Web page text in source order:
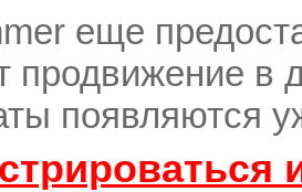
еще
продвижение в
появляются